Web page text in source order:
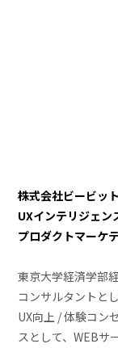
株式会社ビービッ
UXインテリジェ
プロダクトマーケ
東京大学経済学部
コンサルタントと
UX向上 / 体験コン
スとして、WEBサ